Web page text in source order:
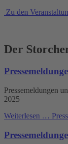
Zu den
Der
Pressemeldungen
2025
Weiterlesen …